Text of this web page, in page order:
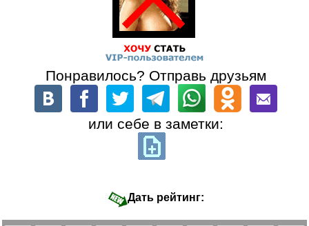
Понравилось? Отправь друзьям
или себе в заметки:
Дать рейтинг: